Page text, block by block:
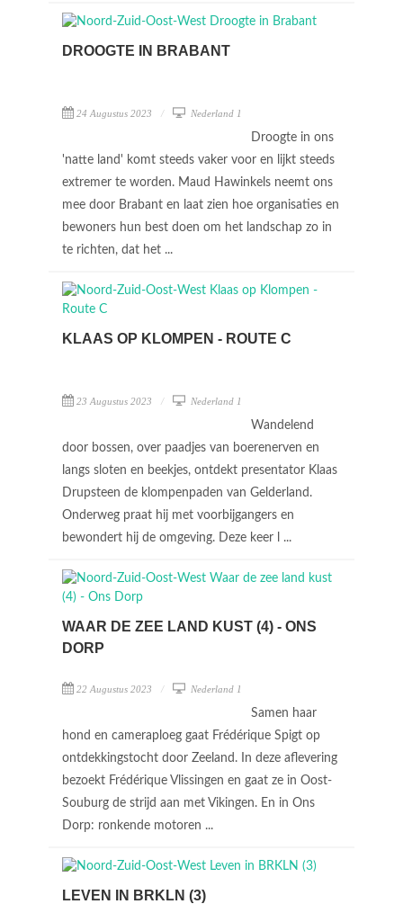
DROOGTE IN BRABANT
24 Augustus 2023 Nederland 1
Droogte in ons
'natte land' komt steeds vaker voor en lijkt steeds
extremer te worden. Maud Hawinkels neemt ons
mee door Brabant en laat zien hoe organisaties en
bewoners hun best doen om het landschap zo in
te richten, dat het ...
KLAAS OP KLOMPEN - ROUTE C
23 Augustus 2023 Nederland 1
Wandelend
door bossen, over paadjes van boerenerven en
langs sloten en beekjes, ontdekt presentator Klaas
Drupsteen de klompenpaden van Gelderland.
Onderweg praat hij met voorbijgangers en
bewondert hij de omgeving. Deze keer l ...
WAAR DE ZEE LAND KUST (4) - ONS
DORP
22 Augustus 2023 Nederland 1
Samen haar
hond en cameraploeg gaat Frédérique Spigt op
ontdekkingstocht door Zeeland. In deze aflevering
bezoekt Frédérique Vlissingen en gaat ze in Oost-
Souburg de strijd aan met Vikingen. En in Ons
Dorp: ronkende motoren ...
LEVEN IN BRKLN (3)